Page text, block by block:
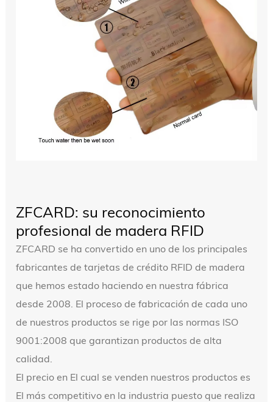
ZFCARD: su reconocimiento
profesional de madera RFID
ZFCARD se ha convertido en uno de los principales
fabricantes de tarjetas de crédito RFID de madera
que hemos estado haciendo en nuestra fábrica
desde 2008. El proceso de fabricación de cada uno
de nuestros productos se rige por las normas ISO
9001:2008 que garantizan productos de alta
calidad.
El precio en El cual se venden nuestros productos es
El más competitivo en la industria puesto que realiza